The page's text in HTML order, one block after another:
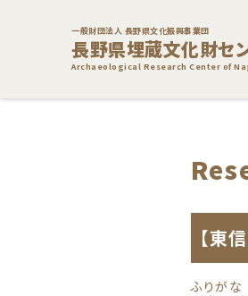
一般財団法人 長野県文化振興事業団
長野県埋蔵文化財セ
Archaeological Research Center of
【東
ふりがな